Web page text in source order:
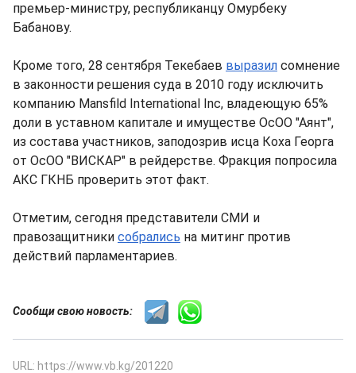
премьер-министру, республиканцу Омурбеку
Бабанову.
Кроме того, 28 сентября Текебаев выразил сомнение
в законности решения суда в 2010 году исключить
компанию Mansfild International Inc, владеющую 65%
доли в уставном капитале и имуществе ОсОО "Аянт",
из состава участников, заподозрив исца Коха Георга
от ОсОО "ВИСКАР" в рейдерстве. Фракция попросила
АКС ГКНБ проверить этот факт.
Отметим, сегодня представители СМИ и
правозащитники собрались на митинг против
действий парламентариев.
Сообщи свою новость:
URL: https://www.vb.kg/201220